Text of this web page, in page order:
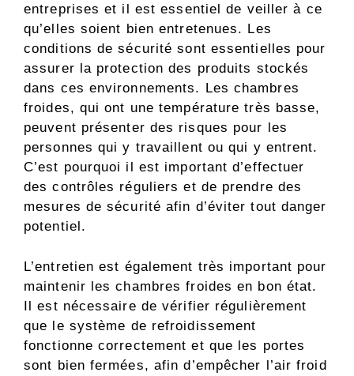
entreprises et il est essentiel de veiller à ce
qu’elles soient bien entretenues. Les
conditions de sécurité sont essentielles pour
assurer la protection des produits stockés
dans ces environnements. Les chambres
froides, qui ont une température très basse,
peuvent présenter des risques pour les
personnes qui y travaillent ou qui y entrent.
C’est pourquoi il est important d’effectuer
des contrôles réguliers et de prendre des
mesures de sécurité afin d’éviter tout danger
potentiel.
L’entretien est également très important pour
maintenir les chambres froides en bon état.
Il est nécessaire de vérifier régulièrement
que le système de refroidissement
fonctionne correctement et que les portes
sont bien fermées, afin d’empêcher l’air froid